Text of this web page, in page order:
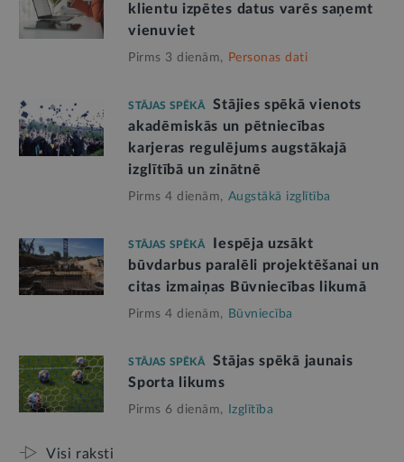
klientu izpētes datus varēs saņemt
vienuviet
Pirms 3 dienām, Personas dati
STĀJAS SPĒKĀ
Stājies spēkā vienots
akadēmiskās un pētniecības
karjeras regulējums augstākajā
izglītībā un zinātnē
Pirms 4 dienām, Augstākā izglītība
STĀJAS SPĒKĀ
Iespēja uzsākt
būvdarbus paralēli projektēšanai un
citas izmaiņas Būvniecības likumā
Pirms 4 dienām, Būvniecība
STĀJAS SPĒKĀ
Stājas spēkā jaunais
Sporta likums
Pirms 6 dienām, Izglītība
Visi raksti